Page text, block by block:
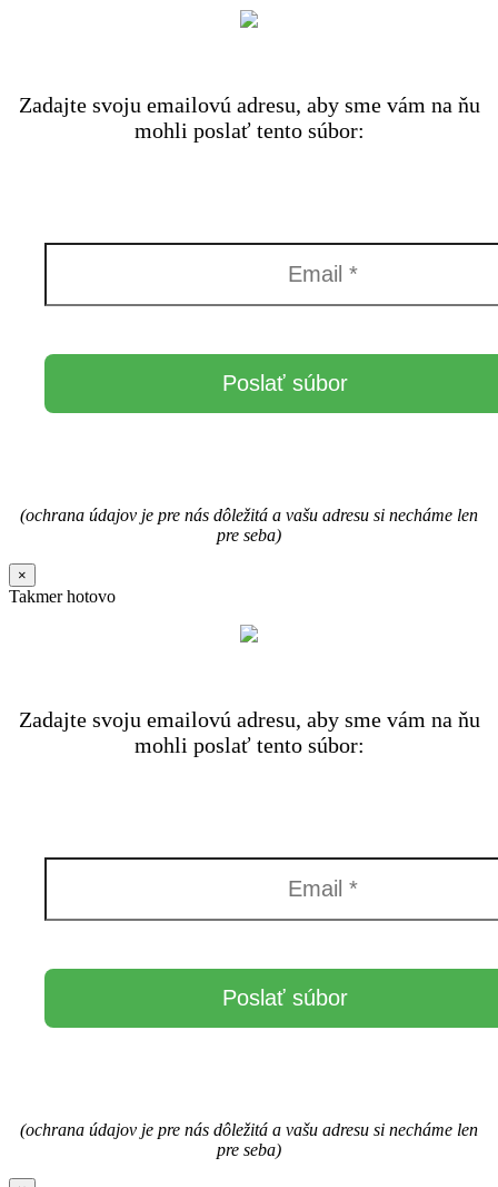
Zadajte svoju emailovú adresu, aby sme vám na ňu
mohli poslať tento súbor:
(ochrana údajov je pre nás dôležitá a vašu adresu si necháme len
pre seba)
×
Takmer hotovo
Zadajte svoju emailovú adresu, aby sme vám na ňu
mohli poslať tento súbor:
(ochrana údajov je pre nás dôležitá a vašu adresu si necháme len
pre seba)